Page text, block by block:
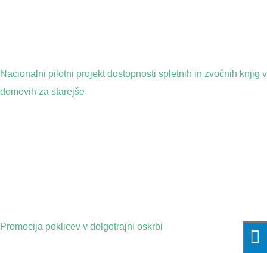
Nacionalni pilotni projekt dostopnosti spletnih in zvočnih knjig v
domovih za starejše
Promocija poklicev v dolgotrajni oskrbi